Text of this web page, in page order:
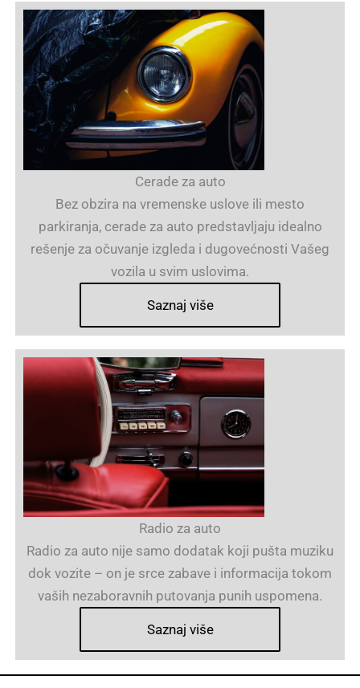
Cerade za auto
Bez obzira na vremenske uslove ili mesto
parkiranja, cerade za auto predstavljaju idealno
rešenje za očuvanje izgleda i dugovećnosti Vašeg
vozila u svim uslovima.
Saznaj više
Radio za auto
Radio za auto nije samo dodatak koji pušta muziku
dok vozite – on je srce zabave i informacija tokom
vaših nezaboravnih putovanja punih uspomena.
Saznaj više